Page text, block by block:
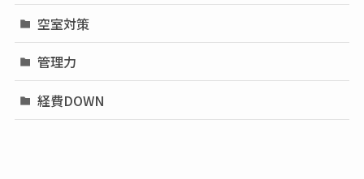
空室対策
管理力
経費DOWN